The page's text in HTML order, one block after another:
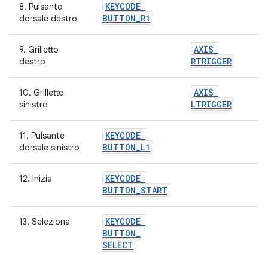
8. Pulsante
dorsale destro
KEYCODE_
BUTTON_R1
9. Grilletto
destro
AXIS_
RTRIGGER
10. Grilletto
sinistro
AXIS_
LTRIGGER
11. Pulsante
dorsale sinistro
KEYCODE_
BUTTON_L1
12. Inizia KEYCODE_
BUTTON_START
13. Seleziona KEYCODE_
BUTTON_
SELECT